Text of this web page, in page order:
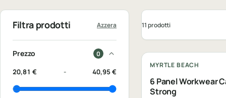
Filtra prodotti Azzera
Prezzo 0
20,81 € - 40,95 €
11 prodotti
Personalizzabile
MYRTLE BEACH
6 Panel Workwear
Strong